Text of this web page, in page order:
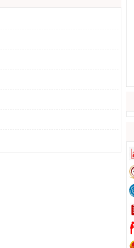
Bầu cử đại biểu Quốc hội khóa XVI và đại
An toàn thông tin